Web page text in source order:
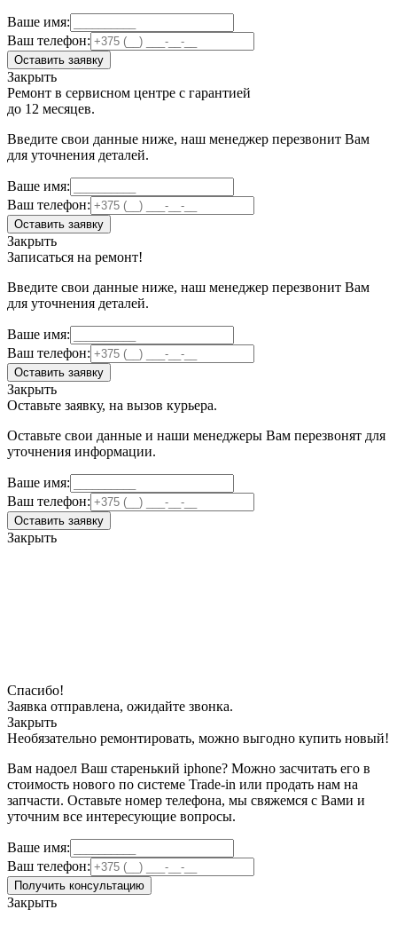
Ваше имя:
Ваш телефон:
Оставить заявку
Закрыть
Ремонт в сервисном центре с гарантией
до 12 месяцев.
Введите свои данные ниже, наш менеджер перезвонит Вам
для уточнения деталей.
Ваше имя:
Ваш телефон:
Оставить заявку
Закрыть
Записаться на ремонт!
Введите свои данные ниже, наш менеджер перезвонит Вам
для уточнения деталей.
Ваше имя:
Ваш телефон:
Оставить заявку
Закрыть
Оставьте заявку, на вызов курьера.
Оставьте свои данные и наши менеджеры Вам перезвонят для
уточнения информации.
Ваше имя:
Ваш телефон:
Оставить заявку
Закрыть
Спасибо!
Заявка отправлена, ожидайте звонка.
Закрыть
Необязательно ремонтировать, можно выгодно купить новый!
Вам надоел Ваш старенький iphone? Можно засчитать его в
стоимость нового по системе Trade-in или продать нам на
запчасти. Оставьте номер телефона, мы свяжемся с Вами и
уточним все интересующие вопросы.
Ваше имя:
Ваш телефон:
Получить консультацию
Закрыть